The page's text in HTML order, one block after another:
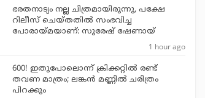
ഭരതനാട്യം നല്ല ചിത്രമായിരുന്നു, പക്ഷേ
റിലീസ് ചെയ്തതില്‍ സംഭവിച്ച
പോരായ്മയാണ്: സുരേഷ് ഷേണായ്
1 hour ago
600! ഇതുപോലൊന്ന് ക്രിക്കറ്റില്‍ രണ്ട്
തവണ മാത്രം; ലങ്കന്‍ മണ്ണില്‍ ചരിത്രം
പിറക്കും